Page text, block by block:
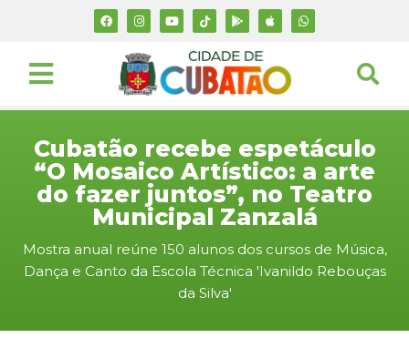
Cubatão recebe espetáculo
“O Mosaico Artístico: a arte
do fazer juntos”, no Teatro
Municipal Zanzalá
Mostra anual reúne 150 alunos dos cursos de Música,
Dança e Canto da Escola Técnica 'Ivanildo Rebouças
da Silva'